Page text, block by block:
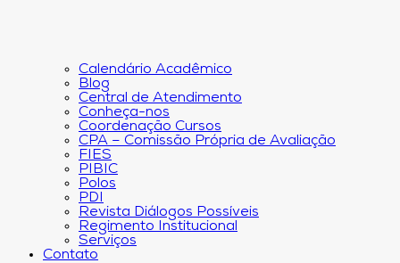
Calendário Acadêmico
Blog
Central de Atendimento
Conheça-nos
Coordenação Cursos
CPA – Comissão Própria de Avaliação
FIES
PIBIC
Polos
PDI
Revista Diálogos Possíveis
Regimento Institucional
Serviços
Contato